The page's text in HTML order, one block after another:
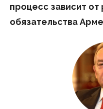
процесс зависит
обязательства